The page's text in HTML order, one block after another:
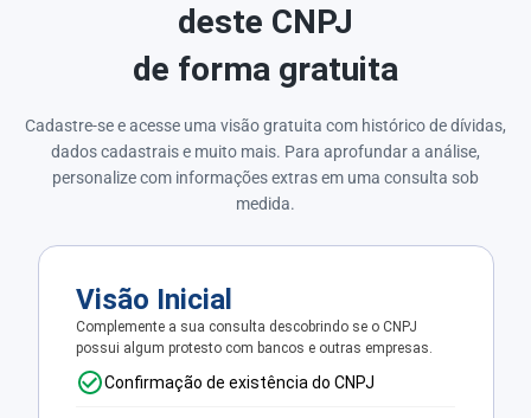
deste CNPJ
de forma gratuita
Cadastre-se e acesse uma visão gratuita com histórico de dívidas,
dados cadastrais e muito mais. Para aprofundar a análise,
personalize com informações extras em uma consulta sob
medida.
Visão Inicial
Complemente a sua consulta descobrindo se o CNPJ
possui algum protesto com bancos e outras empresas.
Confirmação de existência do CNPJ